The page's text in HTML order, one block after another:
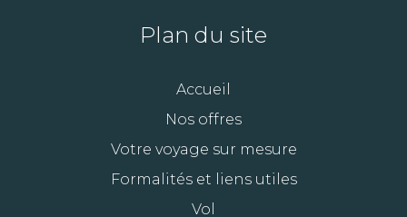
Plan du site
Accueil
Nos offres
Votre voyage sur mesure
Formalités et liens utiles
Vol